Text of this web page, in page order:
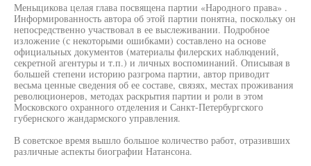
Меныцикова целая глава посвящена партии «Народного права» .
Информированность автора об этой партии понятна, поскольку он
непосредственно участвовал в ее выслеживании. Подробное
изложение (с некоторыми ошибками) составлено на основе
официальных документов (материалы филерских наблюдений,
секретной агентуры и т.п.) и личных воспоминаний. Описывая в
большей степени историю разгрома партии, автор приводит
весьма ценные сведения об ее составе, связях, местах проживания
революционеров, методах раскрытия партии и роли в этом
Московского охранного отделения и Санкт-Петербургского
губернского жандармского управления.
В советское время вышло большое количество работ, отразивших
различные аспекты биографии Натансона.